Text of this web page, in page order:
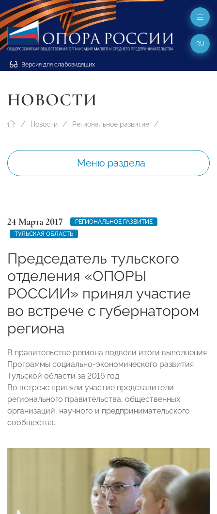
Версия для слабовидящих
RU
НОВОСТИ
Новости Региональное развитие
Меню раздела
24 Марта 2017
РЕГИОНАЛЬНОЕ РАЗВИТИЕ
ТУЛЬСКАЯ ОБЛАСТЬ
Председатель тульского
отделения «ОПОРЫ
РОССИИ» принял участие
во встрече с губернатором
региона
В правительстве региона подвели итоги выполнения
Программы социально-экономического развития
Тульской области за 2016 год.
Во встрече приняли участие представители
регионального правительства, общественных
организаций, научного и предпринимательского
сообщества.